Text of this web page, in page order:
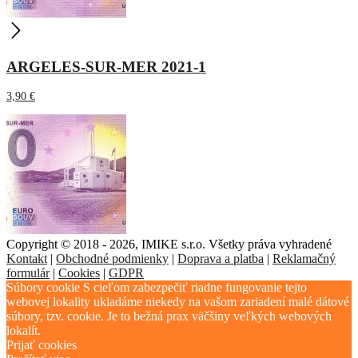
ARGELES-SUR-MER 2021-1
3,90 €
Copyright © 2018 - 2026, IMIKE s.r.o. Všetky práva vyhradené
Kontakt | Obchodné podmienky | Doprava a platba | Reklamačný
formulár| Cookies | GDPR
Súbory cookie S cieľom zabezpečiť riadne fungovanie tejto
webovej lokality ukladáme niekedy na vašom zariadení malé dátové
súbory, tzv. cookie. Je to bežná prax väčšiny veľkých webových
lokalít.
Prijať cookies